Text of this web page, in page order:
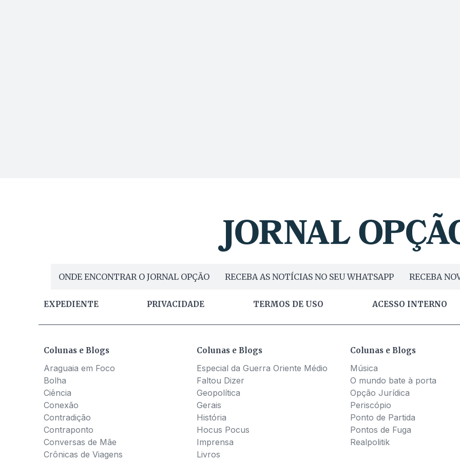
ONDE ENCONTRAR O JORNAL OPÇÃO RECEBA AS NOTÍCIAS NO SEU WHATSAPP RECEBA
EXPEDIENTE PRIVACIDADE TERMOS DE USO ACESSO INTERNO
Colunas e Blogs
Araguaia em Foco
Bolha
Ciência
Conexão
Contradição
Contraponto
Conversas de Mãe
Crônicas de Viagens
Colunas e Blogs
Especial da Guerra Oriente Médio
Faltou Dizer
Geopolítica
Gerais
História
Hocus Pocus
Imprensa
Livros
Colunas e Blogs
Música
O mundo bate à porta
Opção Jurídica
Periscópio
Ponto de Partida
Pontos de Fuga
Realpolitik